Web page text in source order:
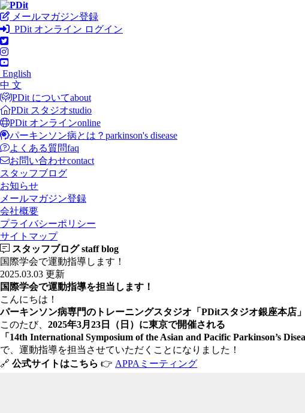
メールマガジン登録
PDit オンライン ログイン
English
中 文
PDit についてabout
PDit スタジオstudio
PDit オンラインonline
パーキンソン病とは？ parkinson's disease
よくある質問faq
お問い合わせcontact
スタッフブログ
お知らせ
メールマガジン登録
会社概要
プライバシーポリシー
サイトマップ
スタッフブログ staff blog
国際学会で運動指導します！
2025.03.03 更新
国際学会で運動指導を担当します！
こんにちは！
パーキンソン病専門のトレーニングスタジオ「PDitスタジオ銀座本店」
このたび、 2025年3月23日（日）に東京で開催される
「14th International Symposium of the Asian and Pacific Parkinson’s
で、運動指導を担当させていただくことになりました！
🔗 公式サイトはこちら 👉 APPAミーティング